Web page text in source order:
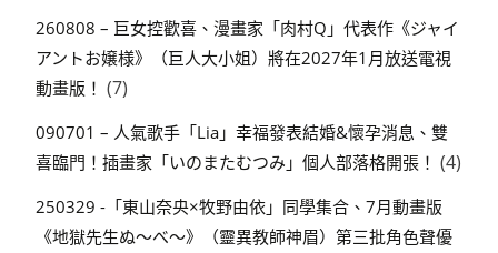
260808 – 巨女控歡喜、漫畫家「肉村Q」代表作《ジャイ
アントお嬢様》（巨人大小姐）將在2027年1月放送電視
動畫版！ (7)
090701 – 人氣歌手「Lia」幸福發表結婚&懷孕消息、雙
喜臨門！插畫家「いのまたむつみ」個人部落格開張！ (4)
250329 -「東山奈央×牧野由依」同學集合、7月動畫版
《地獄先生ぬ～べ～》（靈異教師神眉）第三批角色聲優